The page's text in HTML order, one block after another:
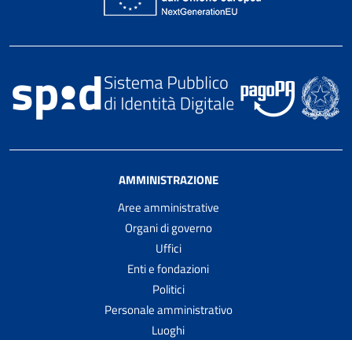
AMMINISTRAZIONE
Aree amministrative
Organi di governo
Uffici
Enti e fondazioni
Politici
Personale amministrativo
Luoghi